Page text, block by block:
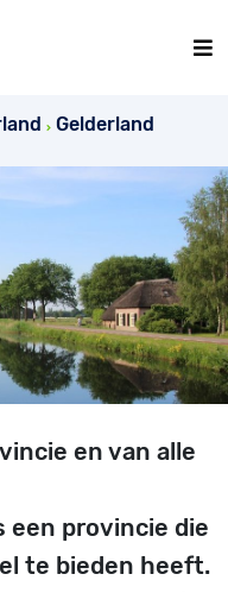
Gelderland
en van alle
een provincie die
te bieden heeft.